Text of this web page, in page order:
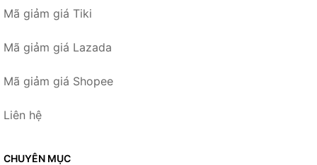
Mã giảm giá Tiki
Mã giảm giá Lazada
Mã giảm giá Shopee
Liên hệ
CHUYÊN MỤC